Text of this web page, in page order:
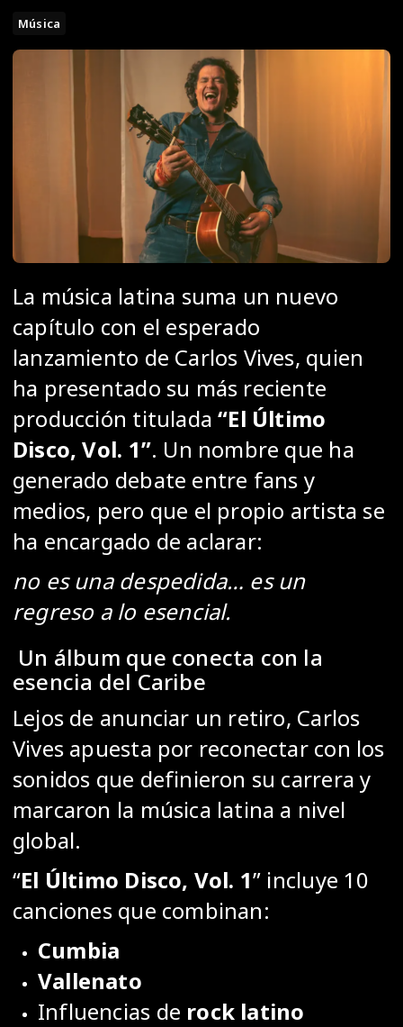
Música
La música latina suma un nuevo
capítulo con el esperado
lanzamiento de Carlos Vives, quien
ha presentado su más reciente
producción titulada“El Último
Disco, Vol. 1”. Un nombre que ha
generado debate entre fans y
medios, pero que el propio artista se
ha encargado de aclarar:
no es una despedida… es un
regreso a lo esencial.
Un álbum que conecta con la
esencia del Caribe
Lejos de anunciar un retiro, Carlos
Vives apuesta por reconectar con los
sonidos que definieron su carrera y
marcaron la música latina a nivel
global.
“El Último Disco, Vol. 1” incluye 10
canciones que combinan:
Cumbia
Vallenato
Influencias de rock latino